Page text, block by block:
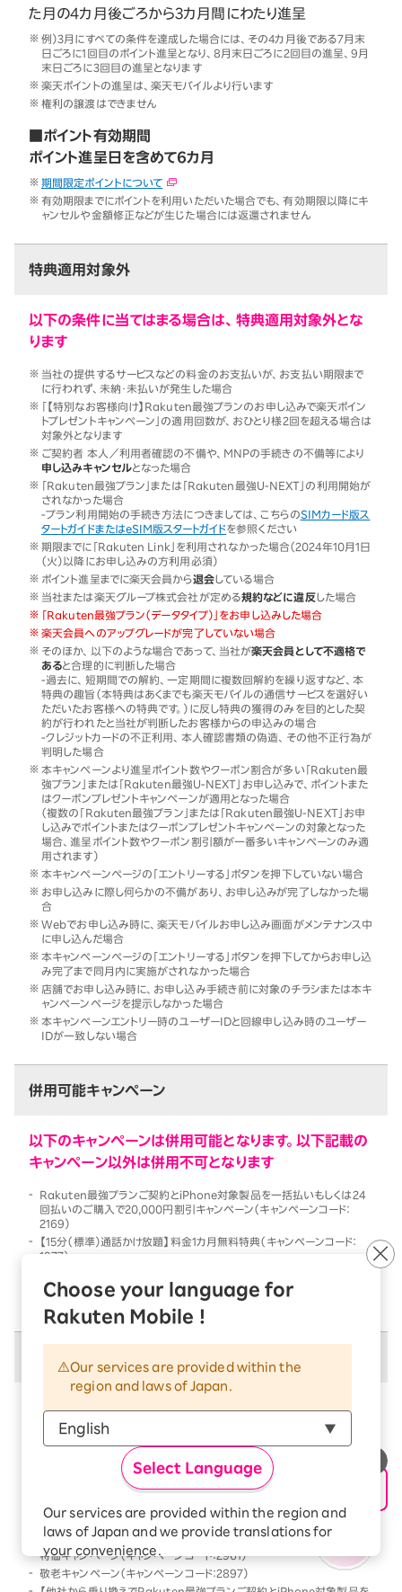
Choose your language for
Rakuten Mobile !
Our services are provided within the
region and laws of Japan.
Select Language
Our services are provided within the region and
laws of Japan and we provide translations for
your convenience.
The Japanese version of our websites and
applications, in which include Rakuten
た月の4カ月後ごろから3カ月間にわたり進呈
例）3月にすべての条件を達成した場合には、その4カ月後である7月末
日ごろに1回目のポイント進呈となり、8月末日ごろに2回目の進呈、9月
末日ごろに3回目の進呈となります
楽天ポイントの進呈は、楽天モバイルより行います
権利の譲渡はできません
■ポイント有効期間
ポイント進呈日を含めて6カ月
期間限定ポイントについて
有効期限までにポイントを利用いただいた場合でも、有効期限以降にキ
ャンセルや金額修正などが生じた場合には返還されません
特典適用対象外
以下の条件に当てはまる場合は、特典適用対象外とな
ります
当社の提供するサービスなどの料金のお支払いが、お支払い期限まで
に行われず、未納・未払いが発生した場合
「【特別なお客様向け】Rakuten最強プランのお申し込みで楽天ポイン
トプレゼントキャンペーン」の適用回数が、おひとり様2回を超える場合は
対象外となります
ご契約者 本人／利用者確認の不備や、MNPの手続きの不備等により
申し込みキャンセルとなった場合
「Rakuten最強プラン」または「Rakuten最強U-NEXT」の利用開始が
されなかった場合
-プラン利用開始の手続き方法につきましては、こちらのSIMカード版ス
タートガイドまたはeSIM版スタートガイドを参照ください
期限までに「Rakuten Link」を利用されなかった場合（2024年10月1日
（火）以降にお申し込みの方利用必須）
ポイント進呈までに楽天会員から退会している場合
当社または楽天グループ株式会社が定める規約などに違反した場合
「Rakuten最強プラン（データタイプ）」をお申し込みした場合
楽天会員へのアップグレードが完了していない場合
そのほか、以下のような場合であって、当社が楽天会員として不適格で
あると合理的に判断した場合
-過去に、短期間での解約、一定期間に複数回解約を繰り返すなど、本
特典の趣旨（本特典はあくまでも楽天モバイルの通信サービスを選好い
ただいたお客様への特典です。）に反し特典の獲得のみを目的とした契
約が行われたと当社が判断したお客様からの申込みの場合
-クレジットカードの不正利用、本人確認書類の偽造、その他不正行為が
判明した場合
本キャンペーンより進呈ポイント数やクーポン割合が多い「Rakuten最
強プラン」または「Rakuten最強U-NEXT」お申し込みで、ポイントまた
はクーポンプレゼントキャンペーンが適用となった場合
（複数の「Rakuten最強プラン」または「Rakuten最強U-NEXT」お申
し込みでポイントまたはクーポンプレゼントキャンペーンの対象となった
場合、進呈ポイント数やクーポン割引額が一番多いキャンペーンのみ適
用されます）
本キャンペーンページの「エントリーする」ボタンを押下していない場合
お申し込みに際し何らかの不備があり、お申し込みが完了しなかった場
合
Webでお申し込み時に、楽天モバイルお申し込み画面がメンテナンス中
に申し込んだ場合
本キャンペーンページの「エントリーする」ボタンを押下してからお申し込
み完了まで同月内に実施がされなかった場合
店舗でお申し込み時に、お申し込み手続き前に対象のチラシまたは本キ
ャンペーンページを提示しなかった場合
本キャンペーンエントリー時のユーザーIDと回線申し込み時のユーザー
IDが一致しない場合
併用可能キャンペーン
以下のキャンペーンは併用可能となります。以下記載の
キャンペーン以外は併用不可となります
Rakuten最強プランご契約とiPhone対象製品を一括払いもしくは24
回払いのご購入で20,000円割引キャンペーン（キャンペーンコード：
2169）
【15分（標準）通話かけ放題】料金1カ月無料特典（キャンペーンコード：
1977）
括払いもしくは24回払いのご購入で割引キャンペーン（キャンペーンコー
以下のキャンペーンは、併用不可となります
本キャンペーン条件を満たす前、または満たした後に、
以下のキャンペーンの条件を満たした場合には、以下の
キャンペーンのみが優先的に適用となります
Rakutenオリジナル製品 1円キャンペーン（キャンペーンコード：2808）
「Rakuten最強プラン契約＆Android買い替え超トクプログラム利用」
特価キャンペーン（キャンペーンコード：2961）
敬老キャンペーン（キャンペーンコード：2897）